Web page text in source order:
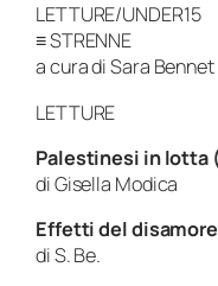
LETTURE/UNDER15
≡ STRENNE
a cura di Sara Bennet
LETTURE
Palestinesi in lotta
di Gisella Modica
Effetti del
di S. Be.